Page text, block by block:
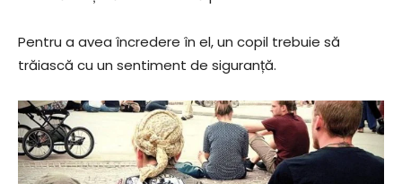
Pentru a avea încredere în el, un copil trebuie să
trăiască cu un sentiment de siguranță.